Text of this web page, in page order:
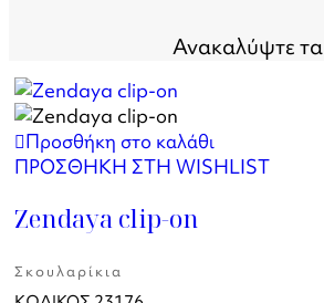
Ανακαλύψτε τα
Προσθήκη στο καλάθι
ΠΡΟΣΘΗΚΗ ΣΤΗ WISHLIST
Zendaya clip-on
Σκουλαρίκια